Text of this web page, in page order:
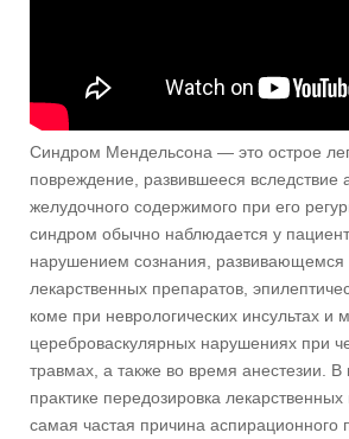
Синдром Мендельсона — это острое
повреждение, развившееся вследствие
желудочного содержимого при его
синдром обычно наблюдается у
нарушением сознания, развивающемся
лекарственных препаратов,
коме при неврологических инсультах и
цереброваскулярных нарушениях при
травмах, а также во время анестезии. В
практике передозировка
самая частая причина аспирационного